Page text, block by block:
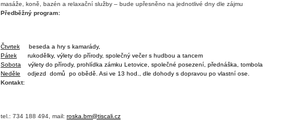
masáže, koně, bazén a relaxační služby – bude upřesněno na jednotlivé dny dle zájmu
Předběžný program:
Čtvrtek
beseda a hry s kamarády,
Pátek
rukodělky, výlety do přírody, společný večer s hudbou a tancem
Sobota
výlety do přírody, prohlídka zámku Letovice, společné posezení, přednáška, tombola
Neděle
odjezd domů
po obědě. Asi ve 13 hod., dle dohody s dopravou po vlastní ose.
Kontakt:
tel.: 734 188 494, mail: roska.bm@tiscali.cz